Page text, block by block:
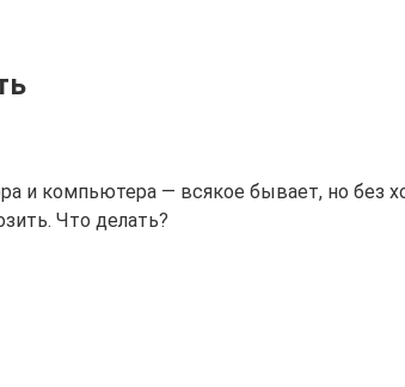
и компьютера — всякое бывает, но без
Что делать?